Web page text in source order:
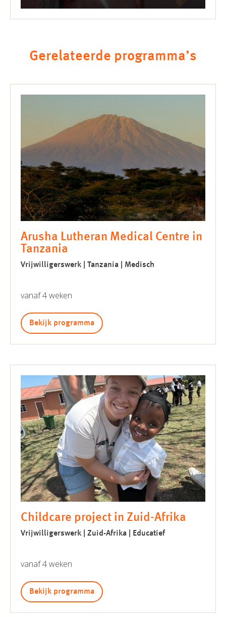
Gerelateerde programma’s
Arusha Lutheran Medical Centre in
Tanzania
Vrijwilligerswerk | Tanzania | Medisch
vanaf 4 weken
Bekijk programma
Childcare project in Zuid-Afrika
Vrijwilligerswerk | Zuid-Afrika | Educatief
vanaf 4 weken
Bekijk programma